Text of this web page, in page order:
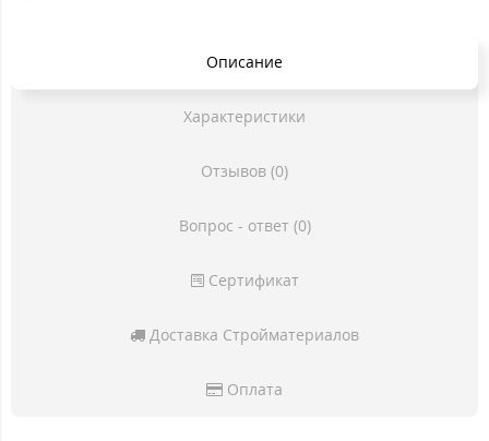
Описание
Характеристики
Отзывов (0)
Вопрос - ответ (0)
Сертификат
Доставка Стройматериалов
Оплата